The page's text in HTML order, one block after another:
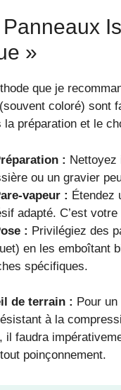
»
que je
coloré) sont
la préparation et le
: Nettoyez
ou un gravier
vapeur : Étendez
adapté. C’est
: Privilégiez des
en les emboîtant
spécifiques.
de terrain : Pour
à la
il faudra
poinçonnement.